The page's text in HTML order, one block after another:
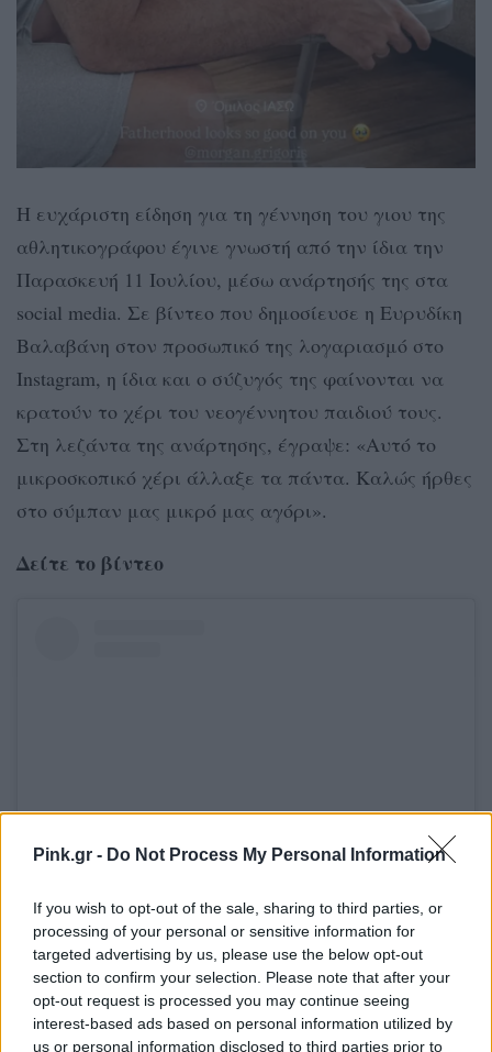
Pink.gr - Do Not Process My Personal Information
If you wish to opt-out of the sale, sharing to third parties, or
processing of your personal or sensitive information for
targeted advertising by us, please use the below opt-out
section to confirm your selection. Please note that after your
opt-out request is processed you may continue seeing
interest-based ads based on personal information utilized by
us or personal information disclosed to third parties prior to
Η ευχάριστη είδηση για τη γέννηση του γιου της
αθλητικογράφου έγινε γνωστή από την ίδια την
Παρασκευή 11 Ιουλίου, μέσω ανάρτησής της στα
social media. Σε βίντεο που δημοσίευσε η Ευρυδίκη
Βαλαβάνη στον προσωπικό της λογαριασμό στο
Instagram, η ίδια και ο σύζυγός της φαίνονται να
κρατούν το χέρι του νεογέννητου παιδιού τους.
Στη λεζάντα της ανάρτησης, έγραψε: «Αυτό το
μικροσκοπικό χέρι άλλαξε τα πάντα. Καλώς ήρθες
στο σύμπαν μας μικρό μας αγόρι».
Δείτε το βίντεο
Δείτε αυτή τη δημοσίευση στο Instagram.
[ΠΗΓΗ]